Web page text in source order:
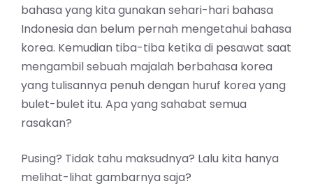
bahasa yang kita gunakan sehari-hari bahasa
Indonesia dan belum pernah mengetahui bahasa
korea. Kemudian tiba-tiba ketika di pesawat saat
mengambil sebuah majalah berbahasa korea
yang tulisannya penuh dengan huruf korea yang
bulet-bulet itu. Apa yang sahabat semua
rasakan?
Pusing? Tidak tahu maksudnya? Lalu kita hanya
melihat-lihat gambarnya saja?